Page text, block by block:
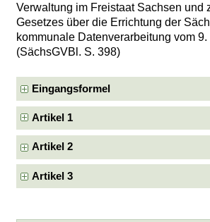
Verwaltung im Freistaat Sachsen und
Gesetzes über die Errichtung der
kommunale Datenverarbeitung vom
(SächsGVBl. S. 398)
Eingangsformel
Artikel 1
Artikel 2
Artikel 3